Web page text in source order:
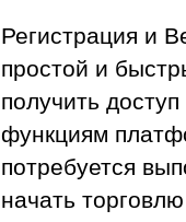
Регистрация и
простой и
получить
функциям
потребуется
начать